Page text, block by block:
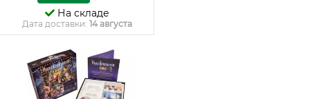
На складе
Дата доставки: 14 августа